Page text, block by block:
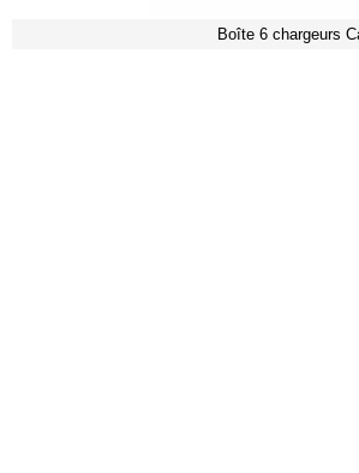
Boîte 6 chargeurs